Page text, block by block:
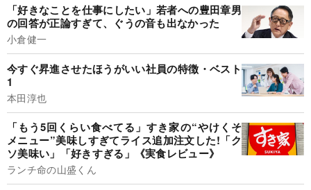
「好きなことを仕事にしたい」若者への豊田章男
の回答が正論すぎて、ぐうの音も出なかった
小倉健一
今すぐ昇進させたほうがいい社員の特徴・ベスト
1
本田淳也
「もう5回くらい食べてる」すき家の“やけくそ
メニュー”美味しすぎてライス追加注文した!「ク
ソ美味い」「好きすぎる」《実食レビュー》
ランチ命の山盛くん